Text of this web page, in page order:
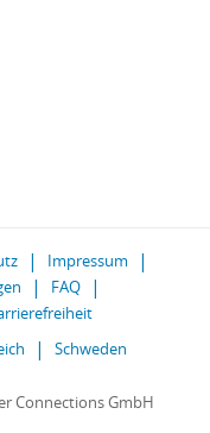
Impressum
FAQ
Schweden
Connections GmbH